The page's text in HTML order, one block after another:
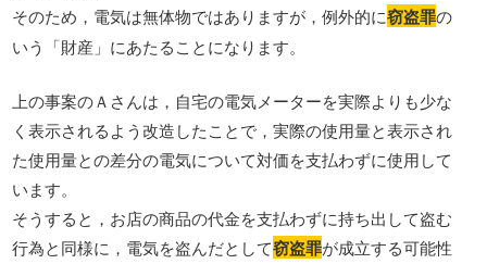
そのため，電気は無体物ではありますが，例外的に窃盗罪の
いう「財産」にあたることになります。
上の事案のＡさんは，自宅の電気メーターを実際よりも少な
く表示されるよう改造したことで，実際の使用量と表示され
た使用量との差分の電気について対価を支払わずに使用して
います。
そうすると，お店の商品の代金を支払わずに持ち出して盗む
行為と同様に，電気を盗んだとして窃盗罪が成立する可能性